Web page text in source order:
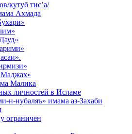
кутуб тис’а/
Ахмада
Малика
личностей в Исламе
н-нубаляъ» имама аз-Захаби
ограничен